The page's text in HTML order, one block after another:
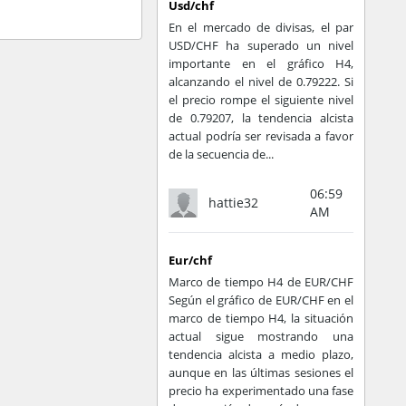
solución a un
Usd/chf
En el mercado de divisas, el par
USD/CHF ha superado un nivel
importante en el gráfico H4,
alcanzando el nivel de 0.79222. Si
el precio rompe el siguiente nivel
de 0.79207, la tendencia alcista
actual podría ser revisada a favor
de la secuencia de...
hattie32
06:59
AM
Eur/chf
Marco de tiempo H4 de EUR/CHF
Según el gráfico de EUR/CHF en el
marco de tiempo H4, la situación
actual sigue mostrando una
tendencia alcista a medio plazo,
aunque en las últimas sesiones el
precio ha experimentado una fase